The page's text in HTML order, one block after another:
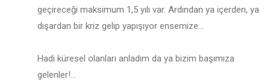
geçireceği maksimum 1,5 yılı var. Ardından ya içerden, ya
dışardan bir kriz gelip yapışıyor ensemize…
Hadi küresel olanları anladım da ya bizim başımıza
gelenler!...